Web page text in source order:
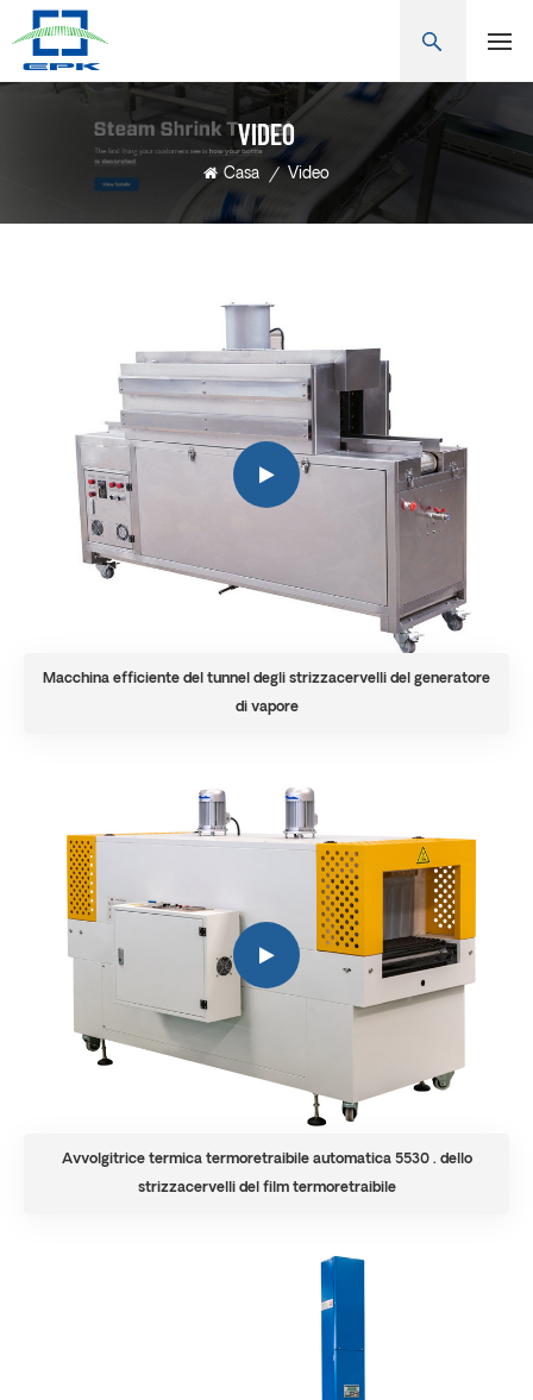
VIDEO
Casa / Video
Macchina efficiente del tunnel degli strizzacervelli del generatore
di vapore
Avvolgitrice termica termoretraibile automatica 5530 . dello
strizzacervelli del film termoretraibile